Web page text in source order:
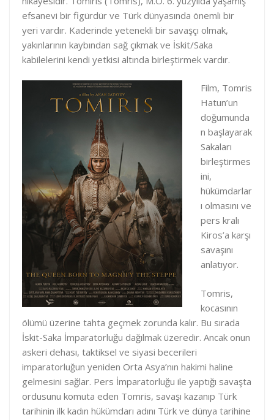
e
d
I
n
b
o
o
k
efsanevi bir figürdür ve Türk dünyasında önemli bir
yeri vardır. Kaderinde yetenekli bir savaşçı olmak,
yakınlarının kaybından sağ çıkmak ve İskit/Saka
kabilelerini kendi yetkisi altında birleştirmek vardır.
Film, Tomris
Hatun’un
doğumunda
n başlayarak
Sakaları
birleştirmes
ini,
hükümdarlar
ı olmasını ve
pers kralı
Kiros’a karşı
savaşını
anlatıyor.
Tomris,
kocasının
ölümü üzerine tahta geçmek zorunda kalır. Bu sırada
İskit-Saka İmparatorluğu dağılmak üzeredir. Ancak onun
askeri dehası, taktiksel ve siyasi becerileri
imparatorluğun yeniden Orta Asya’nın hakimi haline
gelmesini sağlar. Pers İmparatorluğu ile yaptığı savaşta
ordusunu komuta eden Tomris, savaşı kazanıp Türk
tarihinin ilk kadın hükümdarı adını Türk ve dünya tarihine